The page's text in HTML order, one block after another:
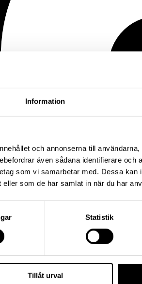
Information
och annonserna till
även sådana identifierare och
som vi samarbetar med. Dessa kan
som de har samlat in när du har
Statistik
Tillåt urval